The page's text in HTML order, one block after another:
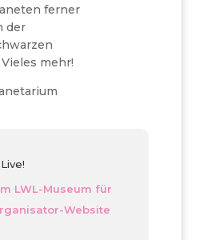
ferner
der
mehr!
LWL-Museum für
Website